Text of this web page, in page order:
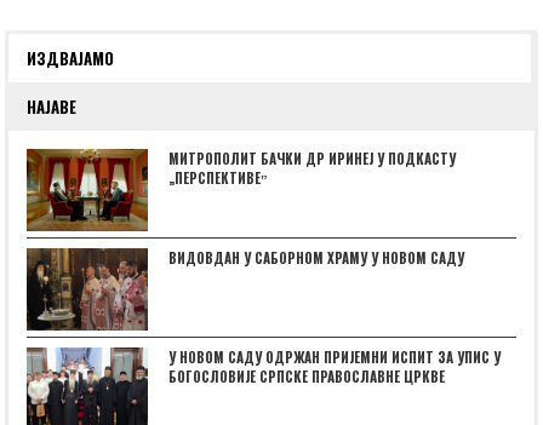
ИЗДВАЈАМО
НАЈАВЕ
МИТРОПОЛИТ БАЧКИ ДР ИРИНЕЈ У ПОДКАСТУ
„ПЕРСПЕКТИВЕˮ
ВИДОВДАН У САБОРНОМ ХРАМУ У НОВОМ САДУ
У НОВОМ САДУ ОДРЖАН ПРИЈЕМНИ ИСПИТ ЗА УПИС У
БОГОСЛОВИЈЕ СРПСКЕ ПРАВОСЛАВНЕ ЦРКВЕ